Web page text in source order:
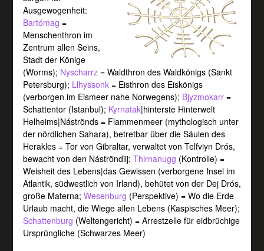
Ausgewogenheit:
Bartómag =
Menschenthron im
Zentrum allen Seins,
Stadt der Könige
(Worms); Nyscharrz = Waldthron des Waldkönigs (Sankt
Petersburg); Llhyssonk = Eisthron des Eiskönigs
(verborgen im Eismeer nahe Norwegens); Bjyzmokarr =
Schattentor (Istanbul); Kyrnatak|hinterste Hinterwelt
Helheims|Náströnds = Flammenmeer (mythologisch unter
der nördlichen Sahara), betretbar über die Säulen des
Herakles = Tor von Gibraltar, verwaltet von Telfviyn Drós,
bewacht von den Náströndiij; Thirnanugg (Kontrolle) =
Weisheit des Lebens|das Gewissen (verborgene Insel im
Atlantik, südwestlich von Irland), behütet von der Dej Drós,
große Materna; Wesenburg (Perspektive) = Wo die Erde
Urlaub macht, die Wiege allen Lebens (Kaspisches Meer);
Schattenburg (Weltengericht) = Arrestzelle für eidbrüchige
Ursprüngliche (Schwarzes Meer)